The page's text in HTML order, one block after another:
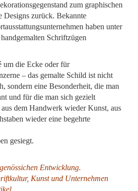
zum graphischen
Designs zurück. Bekannte
haben unter
Schriftzügen
um die Ecke oder für
– das gemalte Schild ist nicht
sondern eine Besonderheit, die man
und für die man sich gezielt
dem Handwerk wieder Kunst, aus
wieder eine begehrte
gesiegt.
Entwicklung.
Kunst und Unternehmen